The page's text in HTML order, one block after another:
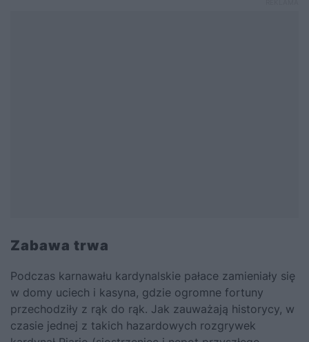
Zabawa trwa
Podczas karnawału kardynalskie pałace zamieniały się
w domy uciech i kasyna, gdzie ogromne fortuny
przechodziły z rąk do rąk. Jak zauważają historycy, w
czasie jednej z takich hazardowych rozgrywek